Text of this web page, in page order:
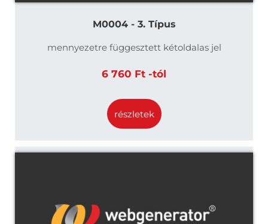
M0004 - 3. Típus
mennyezetre függesztett kétoldalas jel
6 760 Ft -tól
részletek